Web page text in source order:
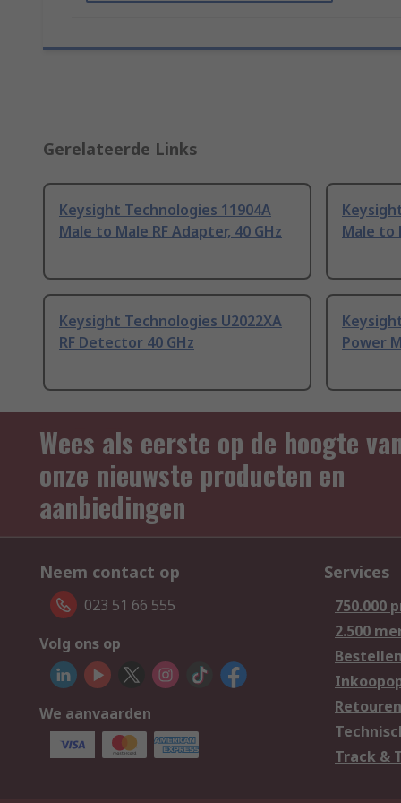
Gerelateerde Links
Keysight Technologies 11904A
Male to Male RF Adapter, 40 GHz
Male to
Keysight Technologies U2022XA
RF Detector 40 GHz
Power
Wees als eerste op de hoogte
onze nieuwste producten en
aanbiedingen
Neem contact op
023 51 66 555
Volg ons op
We aanvaarden
Services
750.000
2.500
Bestellen
Retouren
Track &